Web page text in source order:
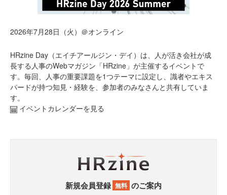
2026年7月28日（火）＠オンライン
HRzine Day（エイチアールジン・デイ）は、人が活き会社が成
長する人事のWebマガジン「HRzine」が主催するイベントで
す。毎回、人事の重要課題を1つテーマに設定し、識者やエキス
パードが持つ知見・経験を、参加者のみなさんと共有していま
す。
イベントカレンダーを見る
新規会員登録 無料 のご案内